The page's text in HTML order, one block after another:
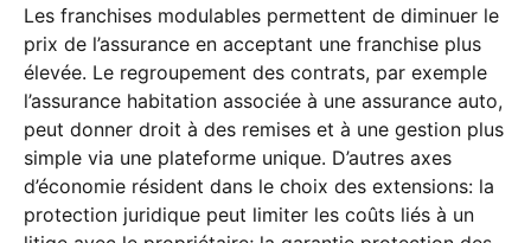
Les franchises modulables permettent de diminuer le
prix de l’assurance en acceptant une franchise plus
élevée. Le regroupement des contrats, par exemple
l’assurance habitation associée à une assurance auto,
peut donner droit à des remises et à une gestion plus
simple via une plateforme unique. D’autres axes
d’économie résident dans le choix des extensions: la
protection juridique peut limiter les coûts liés à un